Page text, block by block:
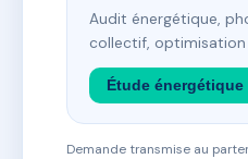
Audit énergétique,
collectif, optimisation
Étude énergétique
Demande transmise au